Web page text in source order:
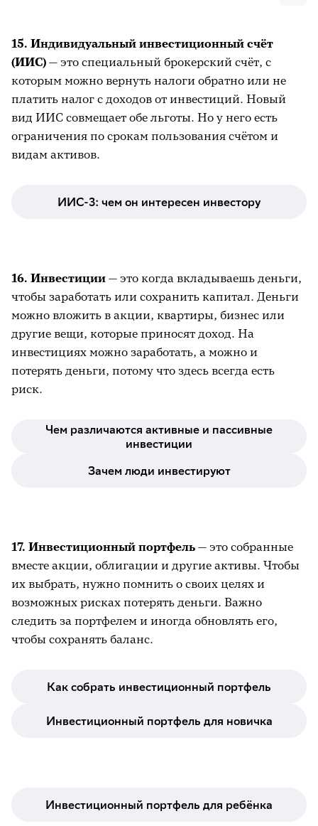
15. Индивидуальный инвестиционный счёт
(ИИС) — это специальный брокерский счёт, с
которым можно вернуть налоги обратно или не
платить налог с доходов от инвестиций. Новый
вид ИИС совмещает обе льготы. Но у него есть
ограничения по срокам пользования счётом и
видам активов.
ИИС-3: чем он интересен инвестору
16. Инвестиции — это когда вкладываешь деньги,
чтобы заработать или сохранить капитал. Деньги
можно вложить в акции, квартиры, бизнес или
другие вещи, которые приносят доход. На
инвестициях можно заработать, а можно и
потерять деньги, потому что здесь всегда есть
риск.
Чем различаются активные и пассивные
инвестиции
Зачем люди инвестируют
17. Инвестиционный портфель — это собранные
вместе акции, облигации и другие активы. Чтобы
их выбрать, нужно помнить о своих целях и
возможных рисках потерять деньги. Важно
следить за портфелем и иногда обновлять его,
чтобы сохранять баланс.
Как собрать инвестиционный портфель
Инвестиционный портфель для новичка
Инвестиционный портфель для ребёнка